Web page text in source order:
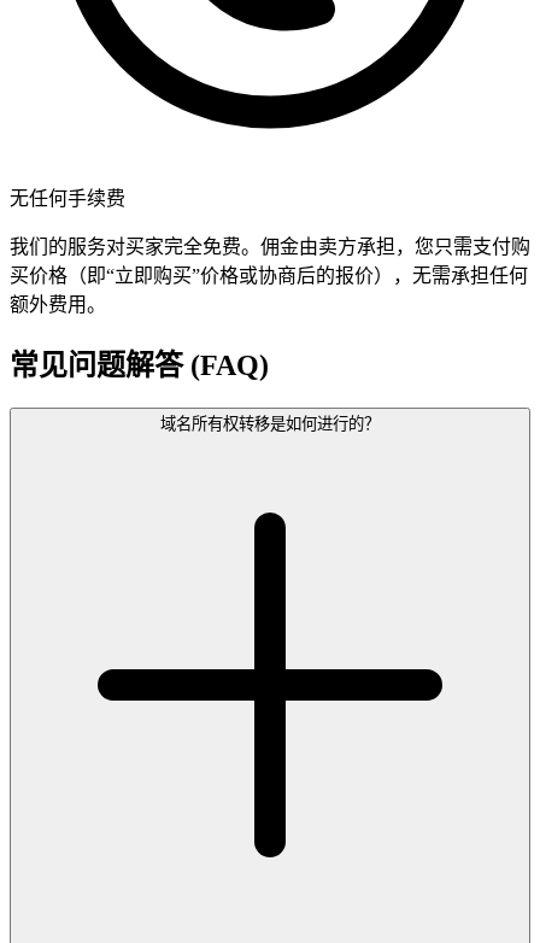
无任何手续费
我们的服务对买家完全免费。佣金由卖方承担，您只需支付购
买价格（即“立即购买”价格或协商后的报价），无需承担任何
额外费用。
常见问题解答 (FAQ)
域名所有权转移是如何进行的？